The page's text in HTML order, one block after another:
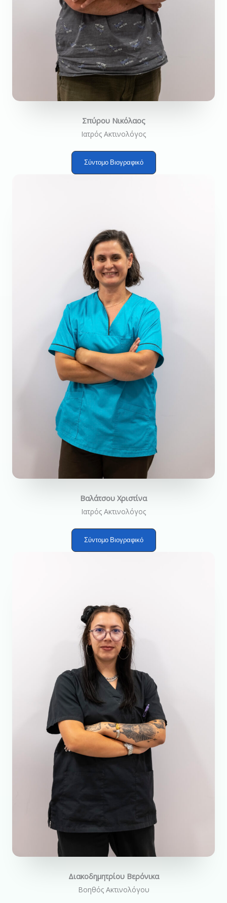
Σπύρου Νικόλαος
Ιατρός Ακτινολόγος
Σύντομο Βιογραφικό
Βαλάτσου Χριστίνα
Ιατρός Ακτινολόγος
Σύντομο Βιογραφικό
Διακοδημητρίου Βερόνικα
Βοηθός Ακτινολόγου